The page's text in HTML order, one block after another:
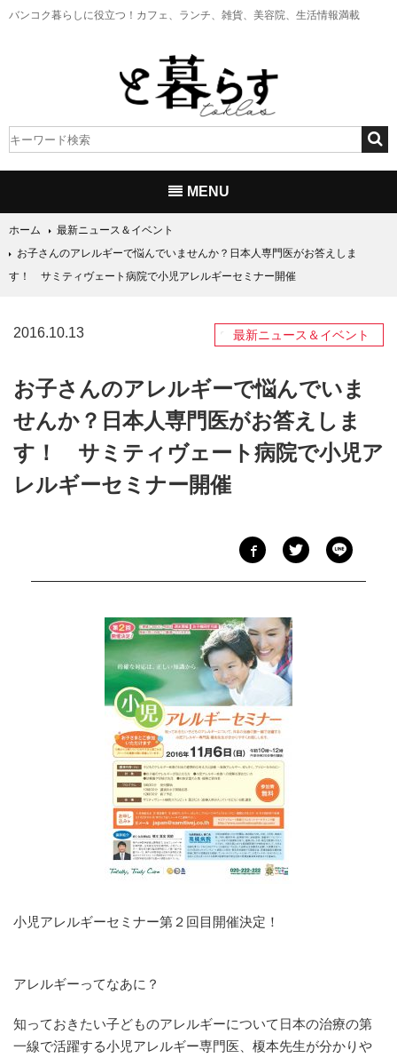
バンコク暮らしに役立つ！ カフェ、ランチ、雑貨、美容院、生活情報満載
MENU
ホーム
最新ニュース＆イベント
お子さんのアレルギーで悩んでいませんか？日本人専門医がお答えしま
す！ サミティヴェート病院で小児アレルギーセミナー開催
2016.10.13 最新ニュース＆イベント
お子さんのアレルギーで悩んでいま
せんか？日本人専門医がお答えしま
す！ サミティヴェート病院で小児ア
レルギーセミナー開催
小児アレルギーセミナー第２回目開催決定！
アレルギーってなあに？
知っておきたい子どものアレルギーについて日本の治療の第
一線で活躍する小児アレルギー専門医、榎本先生が分かりや